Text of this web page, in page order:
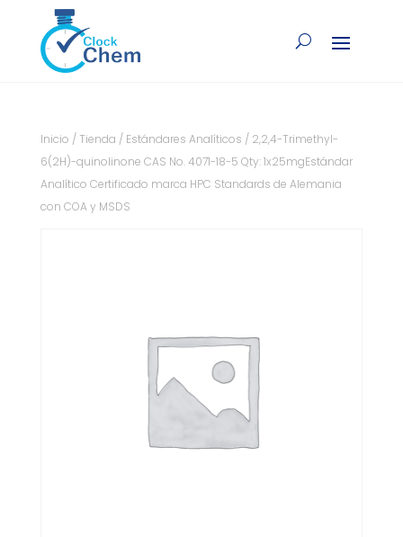
Inicio / Tienda / Estándares Analíticos / 2,2,4-Trimethyl-
6(2H)-quinolinone CAS No. 4071-18-5 Qty: 1x25mgEstándar
Analítico Certificado marca HPC Standards de Alemania
con COA y MSDS